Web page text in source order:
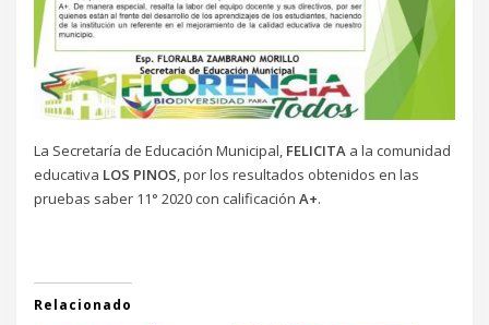
La Secretaría de Educación Municipal, FELICITA a la comunidad
educativa LOS PINOS , por los resultados obtenidos en las
pruebas saber 11° 2020 con calificaciónA+.
Relacionado